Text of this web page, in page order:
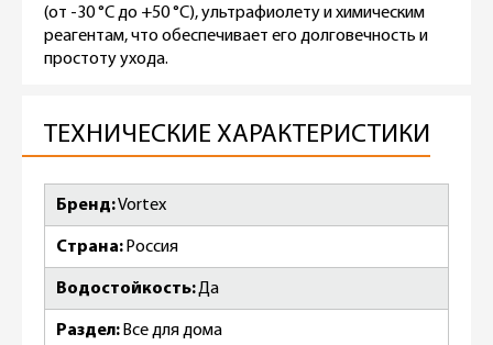
(от -30 °С до +50 °С), ультрафиолету и химическим
реагентам, что обеспечивает его долговечность и
простоту ухода.
ТЕХНИЧЕСКИЕ ХАРАКТЕРИСТИКИ
БрендVortex
Страна Россия
ВодостойкостьДа
Раздел Все для дома